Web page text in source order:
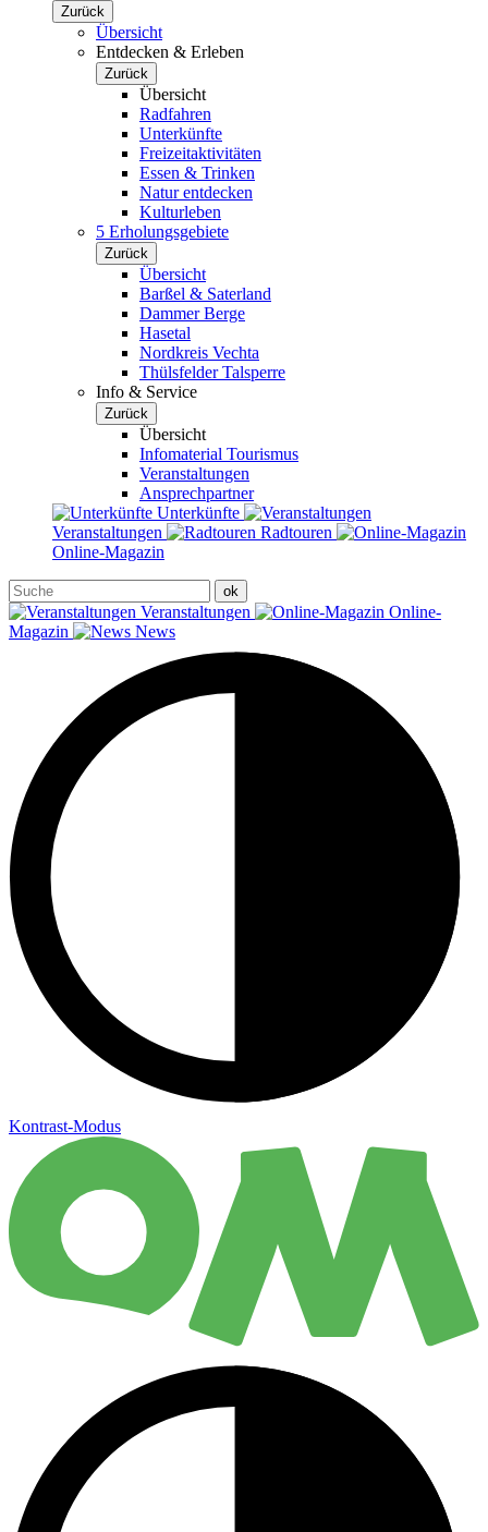
Zurück
Übersicht
Entdecken & Erleben
Zurück
Übersicht
Radfahren
Unterkünfte
Freizeitaktivitäten
Essen & Trinken
Natur entdecken
Kulturleben
5 Erholungsgebiete
Zurück
Übersicht
Barßel & Saterland
Dammer Berge
Hasetal
Nordkreis Vechta
Thülsfelder Talsperre
Info & Service
Zurück
Übersicht
Infomaterial Tourismus
Veranstaltungen
Ansprechpartner
Unterkünfte
Veranstaltungen
Radtouren
Online-Magazin
Veranstaltungen
Online-
Magazin
News
Kontrast-Modus